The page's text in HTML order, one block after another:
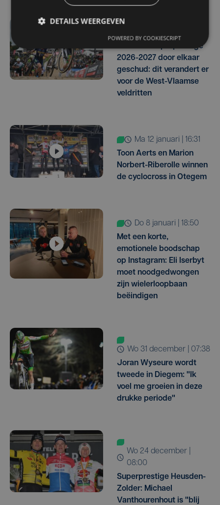
Kalender Superprestige
2026-2027 door elkaar
geschud: dit verandert er
voor de West-Vlaamse
veldritten
ma 12 januari | 16:31
Toon Aerts en Marion
Norbert-Riberolle winnen
de cyclocross in Otegem
do 8 januari | 18:50
Met een korte,
emotionele boodschap
op Instagram: Eli Iserbyt
moet noodgedwongen
zijn wielerloopbaan
beëindigen
wo 31 december | 07:38
Joran Wyseure wordt
tweede in Diegem: "Ik
voel me groeien in deze
drukke periode"
wo 24 december |
08:00
Superprestige Heusden-
Zolder: Michael
Vanthourenhout is "blij
DETAILS WEERGEVEN
POWERED BY COOKIESCRIPT